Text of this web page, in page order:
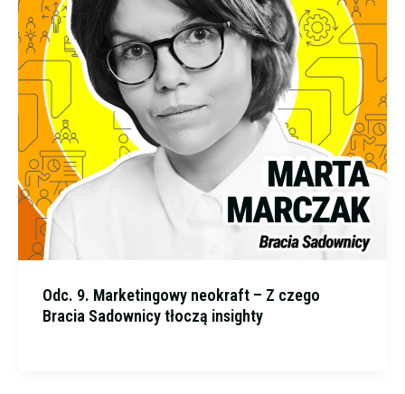
Odc. 9. Marketingowy neokraft – Z czego
Bracia Sadownicy tłoczą insighty